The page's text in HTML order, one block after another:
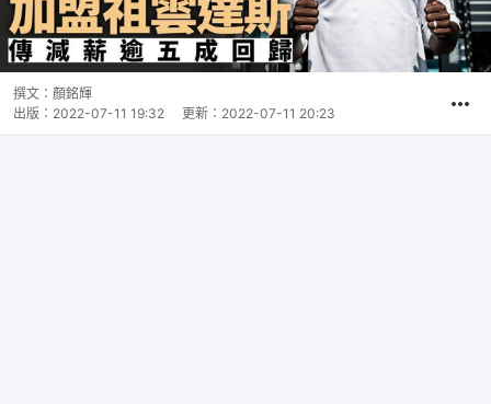
撰文： 顏銘輝
出版： 2022-07-11 19:32 更新： 2022-07-11 20:23